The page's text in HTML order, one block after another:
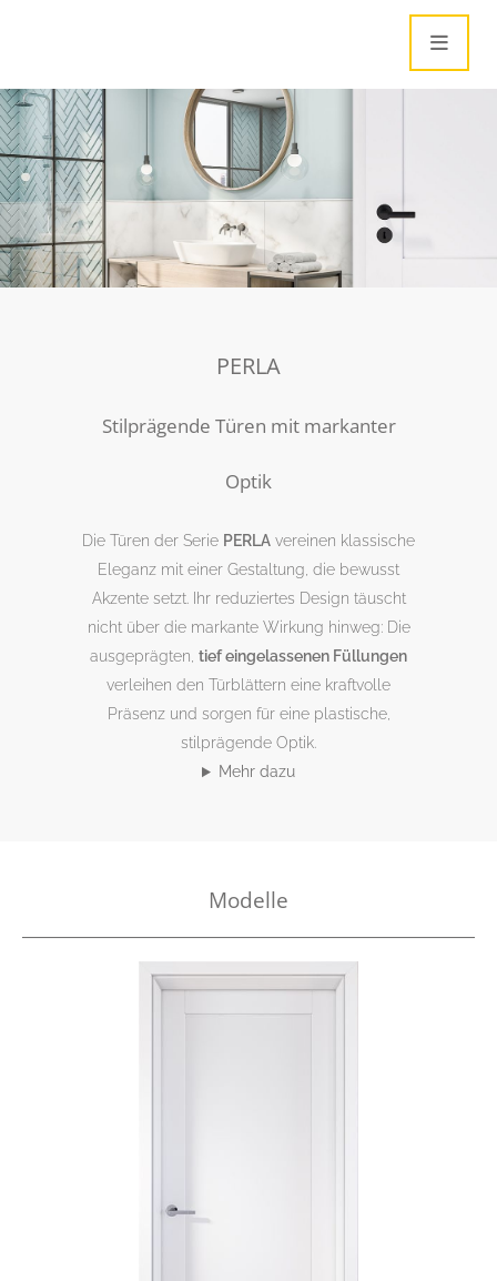
PERLA
Stilprägende Türen mit markanter
Optik
Die Türen der Serie PERLA vereinen klassische
Eleganz mit einer Gestaltung, die bewusst
Akzente setzt. Ihr reduziertes Design täuscht
nicht über die markante Wirkung hinweg: Die
ausgeprägten, tief eingelassenen Füllungen
verleihen den Türblättern eine kraftvolle
Präsenz und sorgen für eine plastische,
stilprägende Optik.
Mehr dazu
Modelle